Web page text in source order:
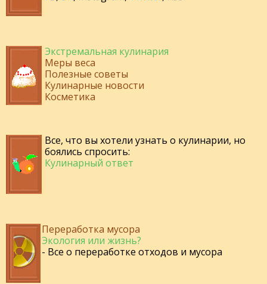
Экстремальная кулинария
Меры веса
Полезные советы
Кулинарные новости
Косметика
Все, что вы хотели узнать о кулинарии, но
боялись спросить:
Кулинарный ответ
Переработка мусора
Экология или жизнь?
- Все о переработке отходов и мусора